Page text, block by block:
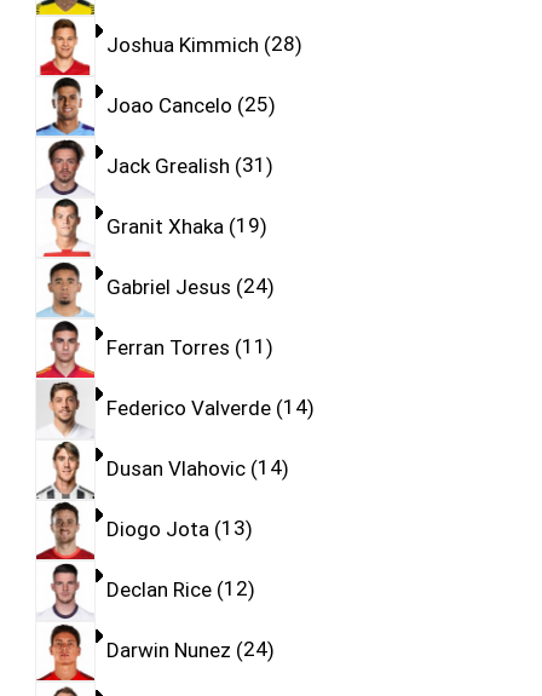
Joshua Kimmich 28
Joao Cancelo 25
Jack Grealish 31
Granit Xhaka 19
Gabriel Jesus 24
Ferran Torres 11
Federico Valverde 14
Dusan Vlahovic 14
Diogo Jota 13
Declan Rice 12
Darwin Nunez 24